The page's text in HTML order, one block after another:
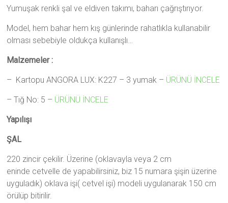
Yumuşak renkli şal ve eldiven takımı, baharı çağrıştırıyor.
Model, hem bahar hem kış günlerinde rahatlıkla kullanabilir
olması sebebiyle oldukça kullanışlı…
Malzemeler :
– Kartopu ANGORA LUX: K227 – 3 yumak – ÜRÜNÜ İNCELE
– Tığ No: 5 – ÜRÜNÜ İNCELE
Yapılışı
ŞAL
220 zincir çekilir. Üzerine (oklavayla veya 2 cm
eninde cetvelle de yapabilirsiniz, biz 15 numara şişin üzerine
uyguladık) oklava işi( cetvel işi) modeli uygulanarak 150 cm
örülüp bitirilir.